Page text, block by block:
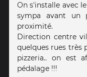
On s'installe avec
sympa avant
proximité.
Direction centre
quelques rues très
pizzeria.. on est
pédalage !!!